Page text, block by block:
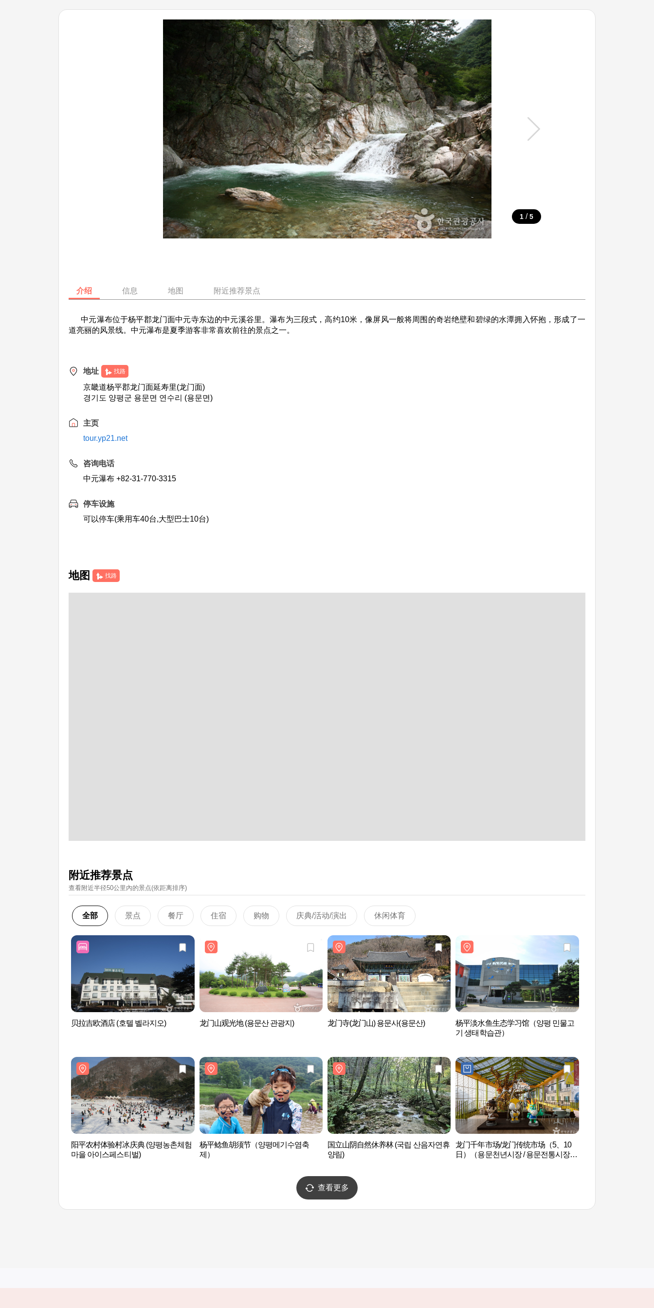
1 / 5
介绍 信息 地图 附近推荐景点
中元瀑布位于杨平郡龙门面中元寺东边的中元溪谷里。瀑布为三段式，高约10米，像屏风一般将周围的奇岩绝壁和碧绿的水潭拥入怀抱，形成了一
道亮丽的风景线。中元瀑布是夏季游客非常喜欢前往的景点之一。
地址 找路
京畿道杨平郡龙门面延寿里(龙门面)
경기도 양평군 용문면 연수리 (용문면)
主页
tour.yp21.net
咨询电话
中元瀑布 +82-31-770-3315
停车设施
可以停车(乘用车40台,大型巴士10台)
地图 找路
附近推荐景点
查看附近半径50公里內的景点(依距离排序)
全部 景点 餐厅 住宿 购物 庆典/活动/演出 休闲体育
贝拉吉欧酒店 (호텔 벨라지오) 龙门山观光地 (용문산 관광지) 龙门寺(龙门山) 용문사(용문산)
杨平淡水鱼生态学习馆（양평 민물고
기 생태학습관）
阳平农村体验村冰庆典 (양평농촌체험
마을 아이스페스티벌)
杨平鲶鱼胡须节（양평메기수염축
제）
国立山阴自然休养林 (국립 산음자연휴
양림)
龙门千年市场/龙门传统市场（5、10
日）（용문천년시장 / 용문전통시장
查看更多